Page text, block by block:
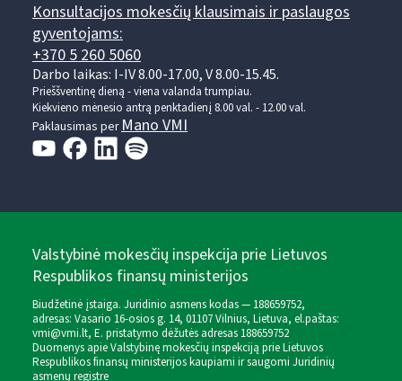
Konsultacijos mokesčių klausimais ir paslaugos
gyventojams:
+370 5 260 5060
Darbo laikas: I-IV 8.00-17.00, V 8.00-15.45.
Prieššventinę dieną - viena valanda trumpiau.
Kiekvieno mėnesio antrą penktadienį 8.00 val. - 12.00 val.
Paklausimas perMano VMI
Valstybinė mokesčių inspekcija prie Lietuvos
Respublikos finansų ministerijos
Biudžetinė įstaiga. Juridinio asmens kodas — 188659752,
adresas: Vasario 16-osios g. 14, 01107 Vilnius, Lietuva, el.paštas:
vmi@vmi.lt, E. pristatymo dėžutės adresas 188659752
Duomenys apie Valstybinę mokesčių inspekciją prie Lietuvos
Respublikos finansų ministerijos kaupiami ir saugomi Juridinių
asmenų registre